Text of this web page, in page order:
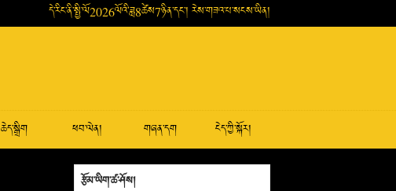
དེ་རིང་ནི་སྤྱི་ལོ2026ལོའི་ཟླ8ཚེས7ཉིན་དང་། རེས་གཟའ་པ་སངས་ཡིན།
ཆེད་སྒྲིག ཕབ་ལེན། གཞན་དག ངེད་ཀྱི་སྐོར།
རྩོམ་ཡིག་ཚ་ཤོས།